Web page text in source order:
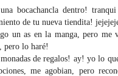
bocachancla dentro! tranqui
de tu nueva tiendita!
un as en la manga, pero me
pero lo haré!
de regalos! ay! yo lo
me agobian, pero